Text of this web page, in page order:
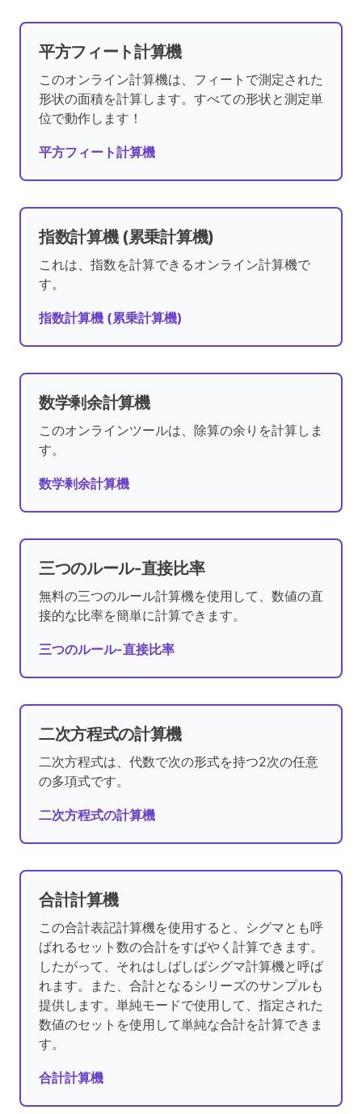
平方フィート計算機
このオンライン計算機は、フィートで測定された
形状の面積を計算します。すべての形状と測定単
位で動作します！
平方フィート計算機
指数計算機 (累乗計算機)
これは、指数を計算できるオンライン計算機で
す。
指数計算機 (累乗計算機)
数学剰余計算機
このオンラインツールは、除算の余りを計算しま
す。
数学剰余計算機
三つのルール-直接比率
無料の三つのルール計算機を使用して、数値の直
接的な比率を簡単に計算できます。
三つのルール-直接比率
二次方程式の計算機
二次方程式は、代数で次の形式を持つ2次の任意
の多項式です。
二次方程式の計算機
合計計算機
この合計表記計算機を使用すると、シグマとも呼
ばれるセット数の合計をすばやく計算できます。
したがって、それはしばしばシグマ計算機と呼ば
れます。また、合計となるシリーズのサンプルも
提供します。単純モードで使用して、指定された
数値のセットを使用して単純な合計を計算できま
す。
合計計算機